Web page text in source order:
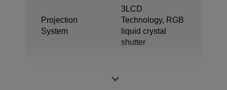
Projection
System
3LCD
Technology, RGB
liquid crystal
shutter